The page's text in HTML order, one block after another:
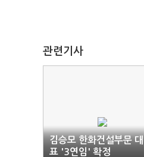
관련기사
김승모 한화건설부문 대
표 '3연임' 확정